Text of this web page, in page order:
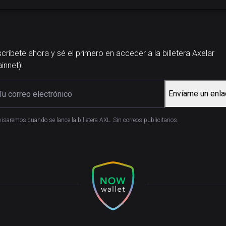
ahora y sé el primero en acceder a la billetera Axelar
Envíame un
cuando se lance la billetera AXL. Sin correos publicitarios.